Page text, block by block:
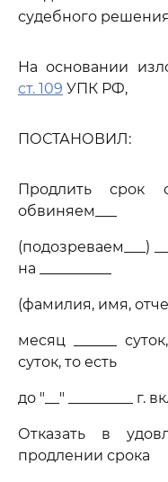
судебного
На основании
ст. 109 УПК РФ,
ПОСТАНОВИЛ:
Продлить срок
обвиняем___
(подозреваем___)
на __________
(фамилия, имя,
месяц ______
суток, то есть
до "__" _________ г.
Отказать в
продлении срока